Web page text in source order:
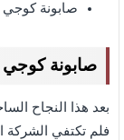
صابونة كوجي
صابونة
بعد هذا النجاح
فلم تكتفي الشركة